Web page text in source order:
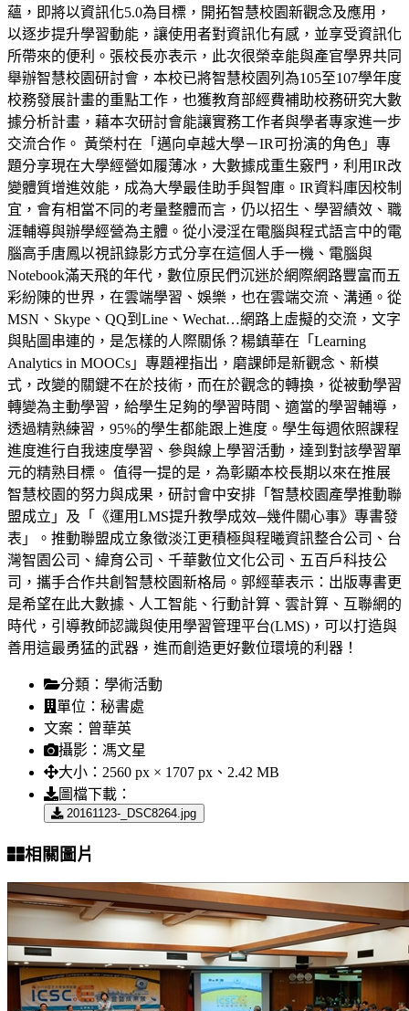
蘊，即將以資訊化5.0為目標，開拓智慧校園新觀念及應用，
以逐步提升學習動能，讓使用者對資訊化有感，並享受資訊化
所帶來的便利。張校長亦表示，此次很榮幸能與產官學界共同
舉辦智慧校園研討會，本校已將智慧校園列為105至107學年度
校務發展計畫的重點工作，也獲教育部經費補助校務研究大數
據分析計畫，藉本次研討會能讓實務工作者與學者專家進一步
交流合作。 黃榮村在「邁向卓越大學－IR可扮演的角色」專
題分享現在大學經營如履薄冰，大數據成重生竅門，利用IR改
變體質增進效能，成為大學最佳助手與智庫。IR資料庫因校制
宜，會有相當不同的考量整體而言，仍以招生、學習績效、職
涯輔導與辦學經營為主體。從小浸淫在電腦與程式語言中的電
腦高手唐鳳以視訊錄影方式分享在這個人手一機、電腦與
Notebook滿天飛的年代，數位原民們沉迷於網際網路豐富而五
彩紛陳的世界，在雲端學習、娛樂，也在雲端交流、溝通。從
MSN、Skype、QQ到Line、Wechat…網路上虛擬的交流，文字
與貼圖串連的，是怎樣的人際關係？楊鎮華在「Learning
Analytics in MOOCs」專題裡指出，磨課師是新觀念、新模
式，改變的關鍵不在於技術，而在於觀念的轉換，從被動學習
轉變為主動學習，給學生足夠的學習時間、適當的學習輔導，
透過精熟練習，95%的學生都能跟上進度。學生每週依照課程
進度進行自我速度學習、參與線上學習活動，達到對該學習單
元的精熟目標。 值得一提的是，為彰顯本校長期以來在推展
智慧校園的努力與成果，研討會中安排「智慧校園產學推動聯
盟成立」及「《運用LMS提升教學成效─幾件關心事》專書發
表」。推動聯盟成立象徵淡江更積極與程曦資訊整合公司、台
灣智園公司、緯育公司、千華數位文化公司、五百戶科技公
司，攜手合作共創智慧校園新格局。郭經華表示：出版專書更
是希望在此大數據、人工智能、行動計算、雲計算、互聯網的
時代，引導教師認識與使用學習管理平台(LMS)，可以打造與
善用這最勇猛的武器，進而創造更好數位環境的利器！
分類： 學術活動
單位： 秘書處
文案： 曾華英
攝影： 馮文星
大小： 2560 px × 1707 px、2.42 MB
圖檔下載：
20161123-_DSC8264.jpg
相關圖片